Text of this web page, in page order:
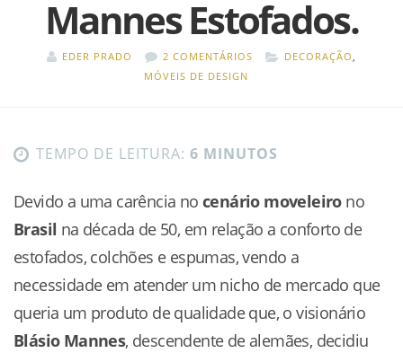
Mannes Estofados.
EDER PRADO 2 COMENTÁRIOS DECORAÇÃO,
MÓVEIS DE DESIGN
TEMPO DE LEITURA: 6 MINUTOS
Devido a uma carência no cenário moveleirono
Brasil na década de 50, em relação a conforto de
estofados, colchões e espumas, vendo a
necessidade em atender um nicho de mercado que
queria um produto de qualidade que, o visionário
Blásio Mannes, descendente de alemães, decidiu